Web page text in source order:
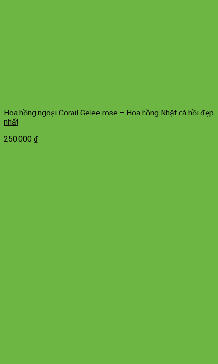
Hoa hồng ngoại Corail Gelee rose – Hoa hồng Nhật cá hồi đẹp
nhất
250.000 ₫